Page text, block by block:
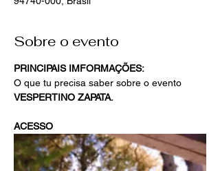
Sobre o evento
PRINCIPAIS IMFORMAÇÕES:
O que tu precisa saber sobre o evento
VESPERTINO ZAPATA.
ACESSO